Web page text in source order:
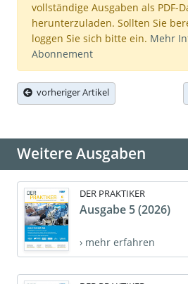
vollständige Ausgaben als PDF-
herunterzuladen. Sollten Sie
loggen Sie sich bitte ein. Mehr
Abonnement
vorheriger Artikel
Weitere Ausgaben
DER PRAKTIKER
Ausgabe 5 (2026)
› mehr erfahren